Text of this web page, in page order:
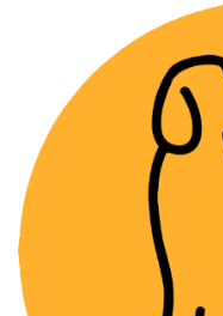
Despacho
$89.990(Válido
Lagos)
Farmacia
Bravecto 20-40 kg